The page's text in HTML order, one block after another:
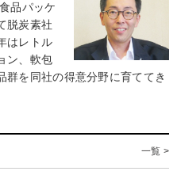
品パッケ
脱炭素社
はレトル
ン、軟包
群を同社の得意分野に育ててき
一覧 >